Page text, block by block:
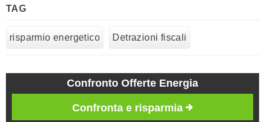
TAG
risparmio energetico Detrazioni fiscali
Confronto Offerte Energia
Confronta e risparmia